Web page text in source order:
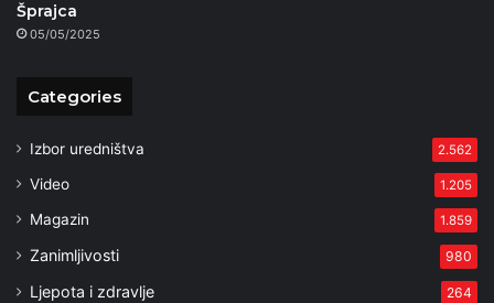
Šprajca
05/05/2025
Categories
Izbor uredništva 2.562
Video 1.205
Magazin 1.859
Zanimljivosti 980
Ljepota i zdravlje 264